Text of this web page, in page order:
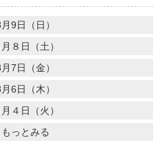
9日（日）
月８日（土）
7日（金）
6日（木）
月４日（火）
もっとみる